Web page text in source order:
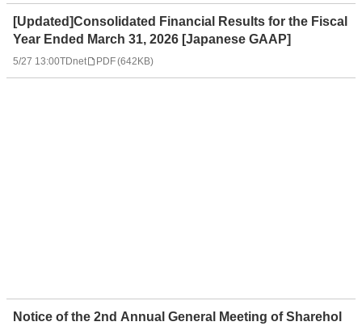
[Updated]Consolidated Financial Results for the Fiscal
Year Ended March 31, 2026 [Japanese GAAP]
5/27 13:00TDnet PDF(642KB)
Notice of the 2nd Annual General Meeting of Sharehol